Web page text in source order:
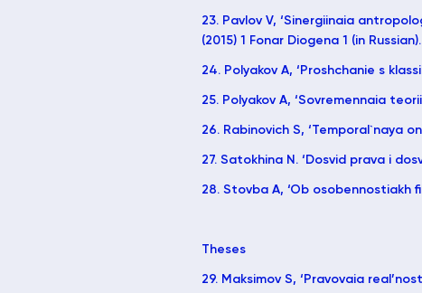
23. Pavlov V, ‘Sinergiinaia
(2015) 1 Fonar Diogena 1 (in Russian).
24. Polyakov A, ‘Proshchanie s
25. Polyakov A, ‘Sovremennaia
26. Rabinovich S, ‘Temporal`naya
27. Satokhina N. ‘Dosvid prava i
28. Stovba A, ‘Ob osobennostiakh
Theses
29. Maksimov S, ‘Pravovaia